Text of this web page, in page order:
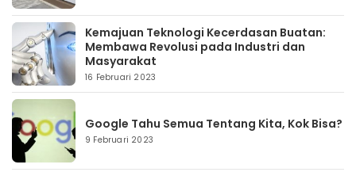
Kemajuan Teknologi Kecerdasan Buatan:
Membawa Revolusi pada Industri dan
Masyarakat
16 Februari 2023
Google Tahu Semua Tentang Kita, Kok Bisa?
9 Februari 2023